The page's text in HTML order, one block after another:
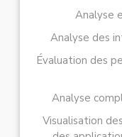
Analyse
Analyse des
Évaluation des
Analyse
Visualisation